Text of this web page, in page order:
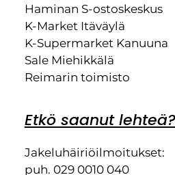
Haminan S-ostoskeskus
K-Market Itäväylä
K-Supermarket Kanuuna
Sale Miehikkälä
Reimarin toimisto
Etkö saanut lehteä?
Jakeluhäiriöilmoitukset:
puh. 029 0010 040